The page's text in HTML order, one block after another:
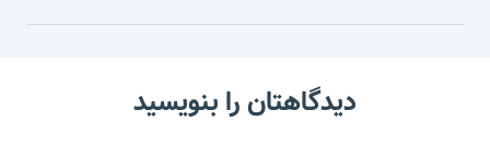
دیدگاهتان را بنویسید